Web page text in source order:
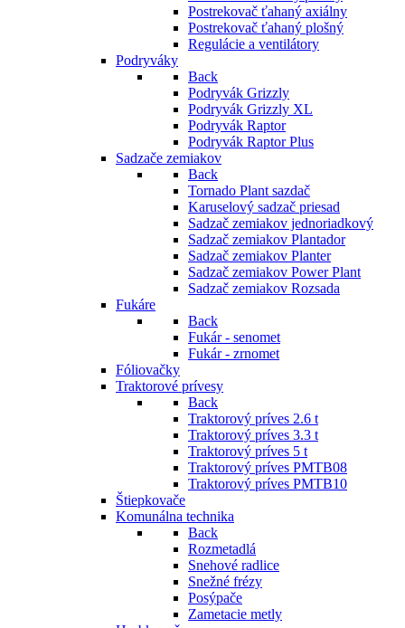
Postrekovač ťahaný axiálny
Postrekovač ťahaný plošný
Regulácie a ventilátory
Podryváky
Back
Podryvák Grizzly
Podryvák Grizzly XL
Podryvák Raptor
Podryvák Raptor Plus
Sadzače zemiakov
Back
Tornado Plant sazdač
Karuselový sadzač priesad
Sadzač zemiakov jednoriadkový
Sadzač zemiakov Plantador
Sadzač zemiakov Planter
Sadzač zemiakov Power Plant
Sadzač zemiakov Rozsada
Fukáre
Back
Fukár - senomet
Fukár - zrnomet
Fóliovačky
Traktorové prívesy
Back
Traktorový príves 2.6 t
Traktorový príves 3.3 t
Traktorový príves 5 t
Traktorový príves PMTB08
Traktorový príves PMTB10
Štiepkovače
Komunálna technika
Back
Rozmetadlá
Snehové radlice
Snežné frézy
Posýpače
Zametacie metly